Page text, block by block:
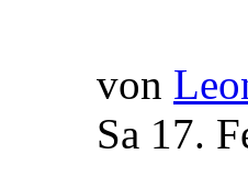
von
Sa 17.